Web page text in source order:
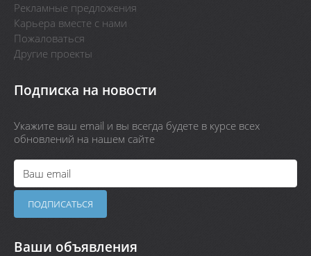
Рекламные предложения
Карьера вместе с нами
Пожаловаться
Другие проекты
Подписка на новости
Укажите ваш email и вы всегда будете в курсе всех
обновлений на нашем сайте
Ваши объявления